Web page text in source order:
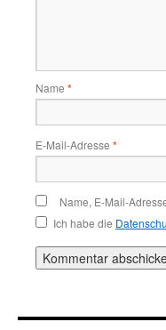
Name *
E-Mail-Adresse *
Name, E-Mail-
Ich habe die